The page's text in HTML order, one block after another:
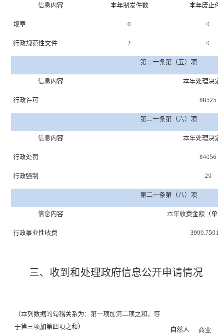
信息内容 本年制发件数 本年废止
规章 0 0
行政规范性文件 2 0
第二十条第（五）项
信息内容 本年处理决
行政许可 88525
第二十条第（六）项
信息内容 本年处理决
行政处罚 84056
行政强制 29
第二十条第（八）项
信息内容 本年收费金额（
行政事业性收费
三、 收到和处理政府信息公开申请情况
（本列数据的勾稽关系为：第一项加第二项之和，等
于第三项加第四项之和）
自然人 商业